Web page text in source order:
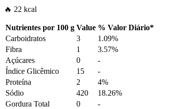
🔥 22 kcal
Nutrientes por 100 g Value % Valor Diário*
Carboidratos
3
1.09%
Fibra
1
3.57%
Açúcares
0
-
Índice Glicêmico
15
-
Proteína
2
4%
Sódio
420
18.26%
Gordura Total
0 -